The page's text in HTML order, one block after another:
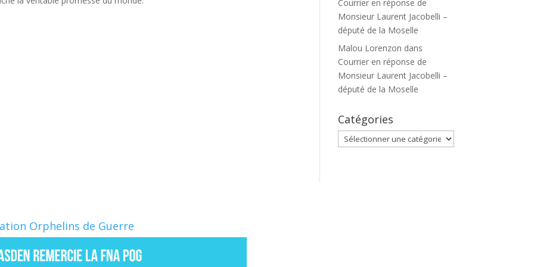
Courrier en réponse de
Monsieur Laurent Jacobelli –
député de la Moselle
Malou Lorenzon dans
Courrier en réponse de
Monsieur Laurent Jacobelli –
député de la Moselle
Catégories
Catégories
Orphelins de Guerre